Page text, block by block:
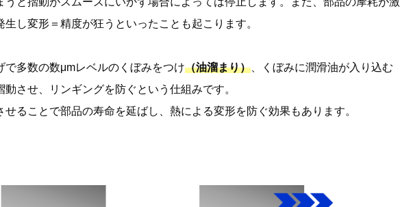
生し変形＝精度が狂うといったことも起こります。
で多数の数μmレベルのくぼみをつけ（油溜まり） 、くぼみに潤滑油が入り込む
動させ、リンギングを防ぐという仕組みです。
せることで部品の寿命を延ばし、熱による変形を防ぐ効果もあります。